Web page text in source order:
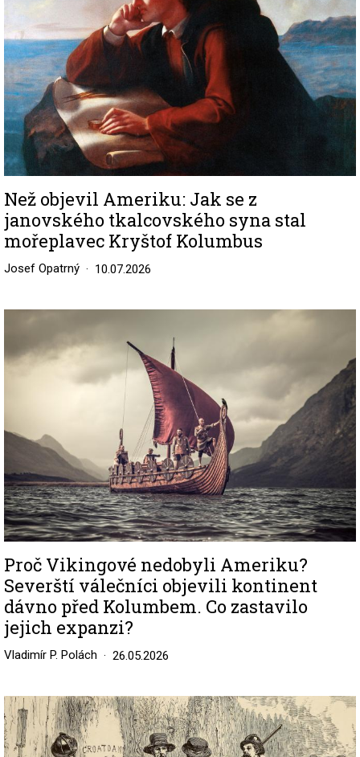
Než objevil Ameriku: Jak se z
janovského tkalcovského syna stal
mořeplavec Kryštof Kolumbus
Josef Opatrný 10.07.2026
Proč Vikingové nedobyli Ameriku?
Severští válečníci objevili kontinent
dávno před Kolumbem. Co zastavilo
jejich expanzi?
Vladimír P. Polách 26.05.2026
Image